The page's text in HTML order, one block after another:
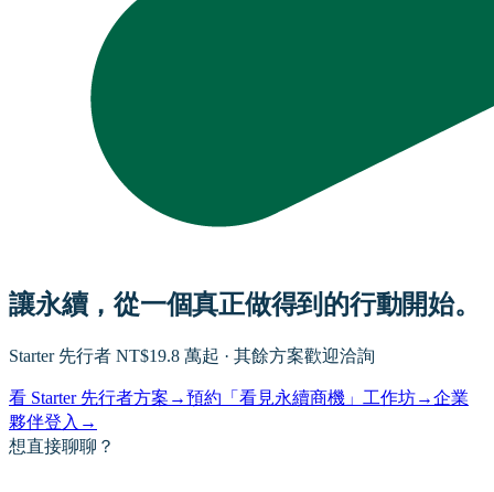
讓永續，從一個真正做得到的行動開始。
Starter 先行者 NT$19.8 萬起 · 其餘方案歡迎洽詢
看 Starter 先行者方案 →預約「看見永續商機」工作坊→企業
夥伴登入 →
想直接聊聊？